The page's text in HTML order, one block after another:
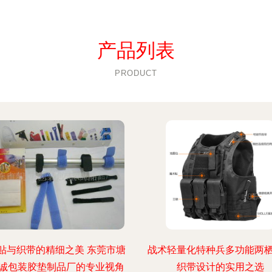
产品列表
PRODUCT
与织带的精细之美 东莞市塘
包装胶垫制品厂的专业视角
战术轻量化特种兵多功能两
织带设计的实用之选